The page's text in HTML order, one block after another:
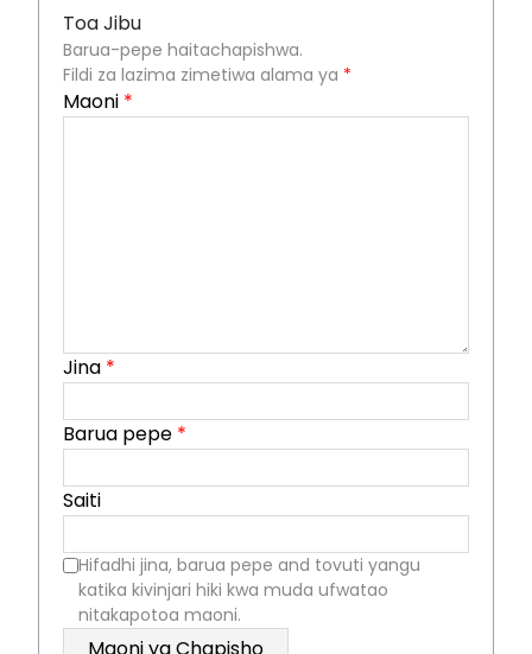
Toa Jibu
Barua-pepe haitachapishwa.
Fildi za lazima zimetiwa alama ya *
Maoni *
Jina *
Barua pepe *
Saiti
Hifadhi jina, barua pepe and tovuti yangu
katika kivinjari hiki kwa muda ufwatao
nitakapotoa maoni.